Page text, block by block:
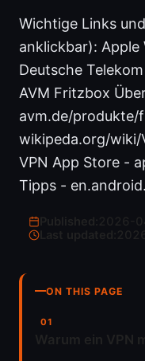
Wichtige Links
anklickbar): Apple
Deutsche
AVM Fritzbox
avm.de/produkte/
wikipeda.org/
VPN App Store -
Tipps -
Last updated:
ON THIS PAGE